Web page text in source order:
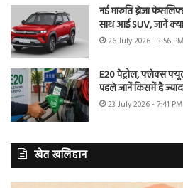
नई मारुति ब्रेजा
साथ आई SUV, जानें
26 July 2026 - 3:56 PM
E20 पेट्रोल, फ्लेक्स
पहले जानें किसमें है
23 July 2026 - 7:41 PM
खेत खलिहान